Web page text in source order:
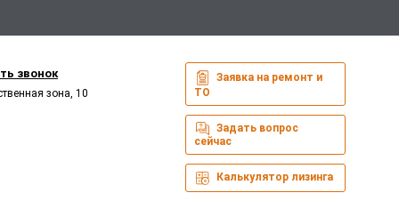
звонок
зона, 10
Заявка на ремонт и
ТО
Задать вопрос
сейчас
Калькулятор лизинга